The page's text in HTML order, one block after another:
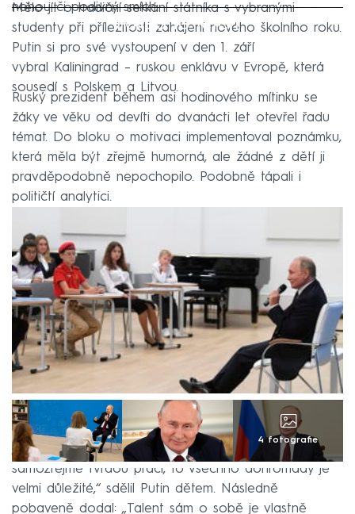
nohou či podivný smích.
Failed to fetch
Mělo jít o tradiční setkání státníka s vybranými
studenty při příležitosti zahájení nového školního roku.
Putin si pro své vystoupení v den 1. září
vybral Kaliningrad – ruskou enklávu v Evropě, která
sousedí s Polskem a Litvou.
Ruský prezident během asi hodinového mítinku se
žáky ve věku od devíti do dvanácti let otevřel řadu
témat. Do bloku o motivaci implementoval poznámku,
která měla být zřejmě humorná, ale žádné z dětí ji
pravděpodobně nepochopilo. Podobně tápali i
političtí analytici.
4 fotografie
„Abyste dosáhli svých cílů, potřebujete motivaci. A
samozřejmě tvrdou práci, to všechno dohromady je
velmi důležité,“ sdělil Putin dětem. Následně
pobaveně dodal: „Talent sám o sobě je vlastně